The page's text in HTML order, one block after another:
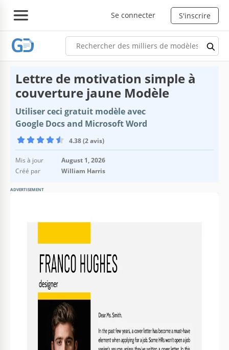
Se connecter S'inscrire
Lettre de motivation simple à
couverture jaune Modèle
Utiliser ceci gratuit modèle avec
Google Docs and Microsoft Word
4.38 (2 avis)
Mis à jour
August 1, 2026
Créé par
William Harris
ADVERTISEMENT